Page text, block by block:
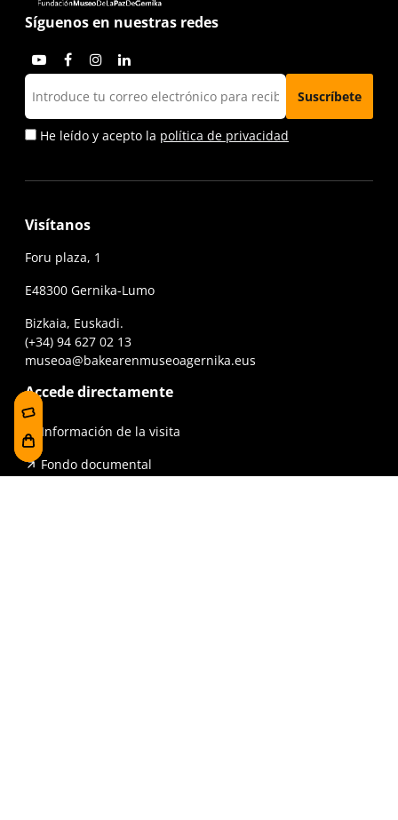
Síguenos en nuestras redes
He leído y acepto la política de privacidad
Visítanos
Foru plaza, 1
E48300 Gernika-Lumo
Bizkaia, Euskadi.
(+34) 94 627 02 13
museoa@bakearenmuseoagernika.eus
Accede directamente
Información de la visita
Fondo documental